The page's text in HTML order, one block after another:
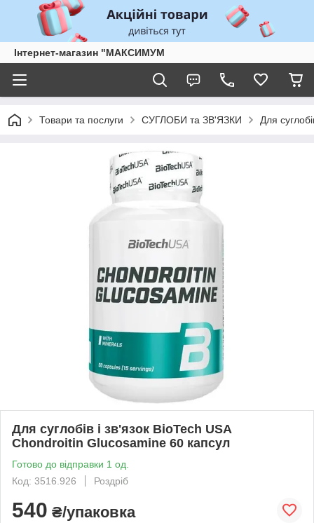
Інтернет-магазин "МАКСИМУМ
Товари та послуги СУГЛОБИ та ЗВ'ЯЗКИ Для
Для суглобів і зв'язок BioTech USA
Chondroitin Glucosamine 60 капсул
Готово до відправки 1 од.
Код: 3516.926
Роздріб
540 ₴/упаковка